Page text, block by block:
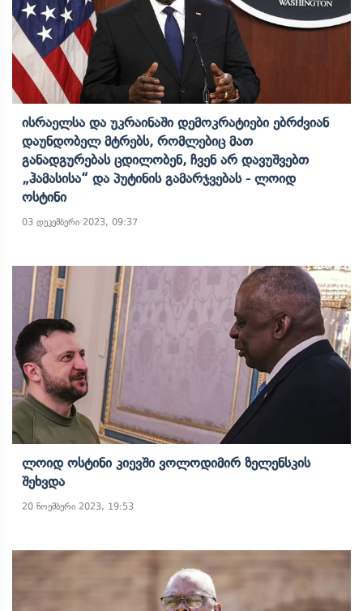
Ისრაელსა Და Უკრაინაში Დემოკრატიები Ებრძვიან
Დაუნდობელ Მტრებს, Რომლებიც Მათ
Განადგურებას Ცდილობენ, Ჩვენ Არ Დავუშვებთ
„ჰამასისა“ Და Პუტინის Გამარჯვებას - Ლოიდ
Ოსტინი
03 დეკემბერი 2023, 09:37
Ლოიდ Ოსტინი Კიევში Ვოლოდიმირ Ზელენსკის
Შეხვდა
20 ნოემბერი 2023, 19:53